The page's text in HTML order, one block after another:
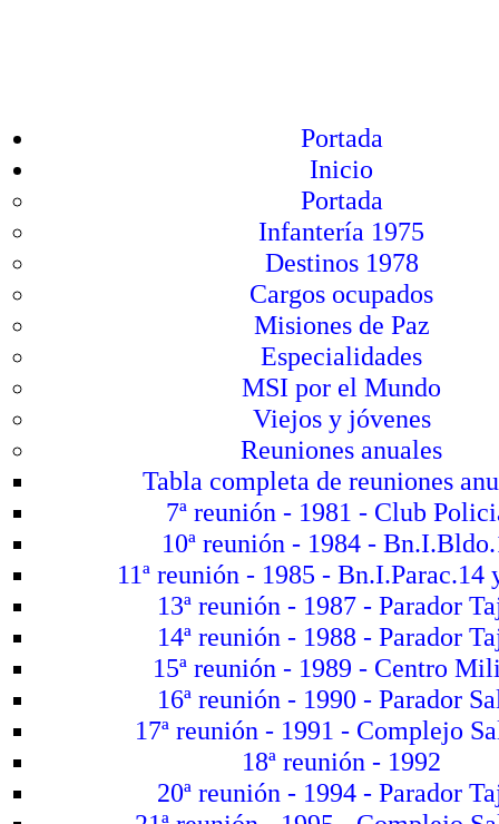
Portada
Inicio
Portada
Infantería 1975
Destinos 1978
Cargos ocupados
Misiones de Paz
Especialidades
MSI por el Mundo
Viejos y jóvenes
Reuniones anuales
Tabla completa de reuniones
7ª reunión - 1981 - Club
10ª reunión - 1984 -
11ª reunión - 1985 - Bn.I.Parac.14
13ª reunión - 1987 - Parador
14ª reunión - 1988 - Parador
15ª reunión - 1989 - Centro
16ª reunión - 1990 - Parador
17ª reunión - 1991 - Complejo
18ª reunión - 1992
20ª reunión - 1994 - Parador